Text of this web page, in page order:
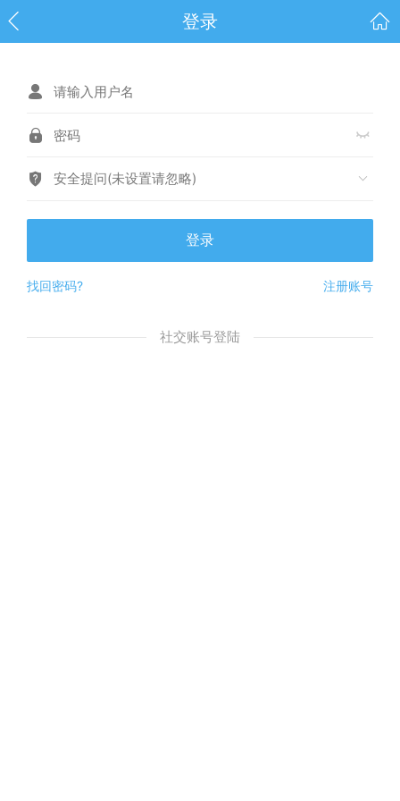
登录
安全提问(未设置请忽略)
登录
找回密码? 注册账号
社交账号登陆